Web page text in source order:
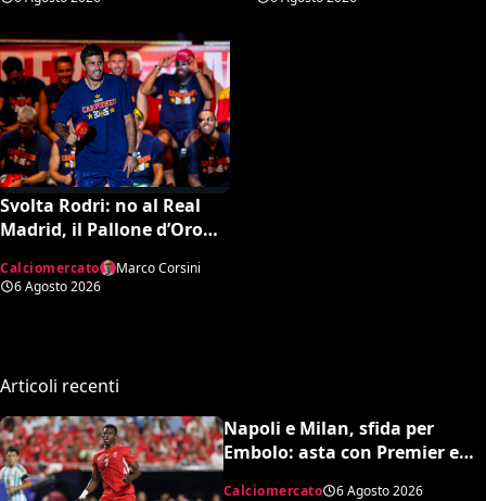
Svolta Rodri: no al Real
Madrid, il Pallone d’Oro
milioni
Calciomercato
Marco Corsini
6 Agosto 2026
Articoli recenti
Napoli e Milan, sfida per
Embolo: asta con Premier e
MLS, il prezzo
Calciomercato 6 Agosto 2026